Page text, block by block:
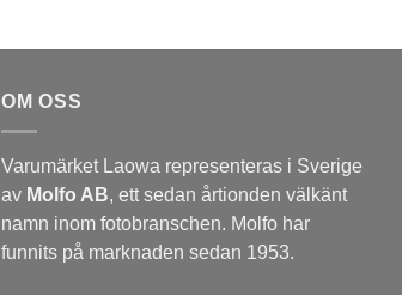
OM OSS
Varumärket Laowa representeras i Sverige
av Molfo AB, ett sedan årtionden välkänt
namn inom fotobranschen. Molfo har
funnits på marknaden sedan 1953.